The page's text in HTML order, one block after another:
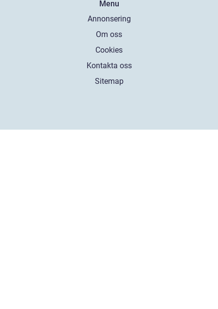
Menu
Annonsering
Om oss
Cookies
Kontakta oss
Sitemap